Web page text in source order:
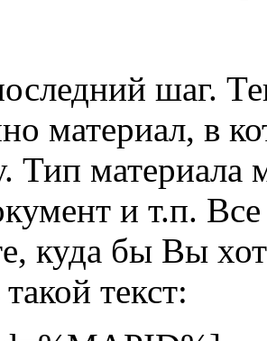
шаг.
материал, в
Тип
и т.п.
куда бы Вы
текст: